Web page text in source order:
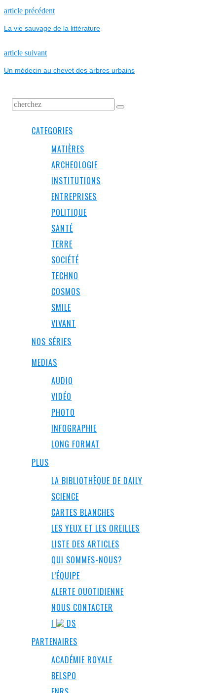
NAVIGATION
DE
L’ARTICLE
article précédentPrevious
La vie sauvage de la littérature
article suivantNext
Un médecin au chevet des arbres urbains
CATEGORIES
MATIÈRES
ARCHEOLOGIE
INSTITUTIONS
ENTREPRISES
POLITIQUE
SANTÉ
TERRE
SOCIÉTÉ
TECHNO
COSMOS
SMILE
VIVANT
NOS SÉRIES
MEDIAS
AUDIO
VIDÉO
PHOTO
INFOGRAPHIE
LONG FORMAT
PLUS
LA BIBLIOTHÈQUE DE DAILY
SCIENCE
CARTES BLANCHES
LES YEUX ET LES OREILLES
LISTE DES ARTICLES
QUI SOMMES-NOUS?
L’ÉQUIPE
ALERTE QUOTIDIENNE
NOUS CONTACTER
I
DS
PARTENAIRES
ACADÉMIE ROYALE
BELSPO